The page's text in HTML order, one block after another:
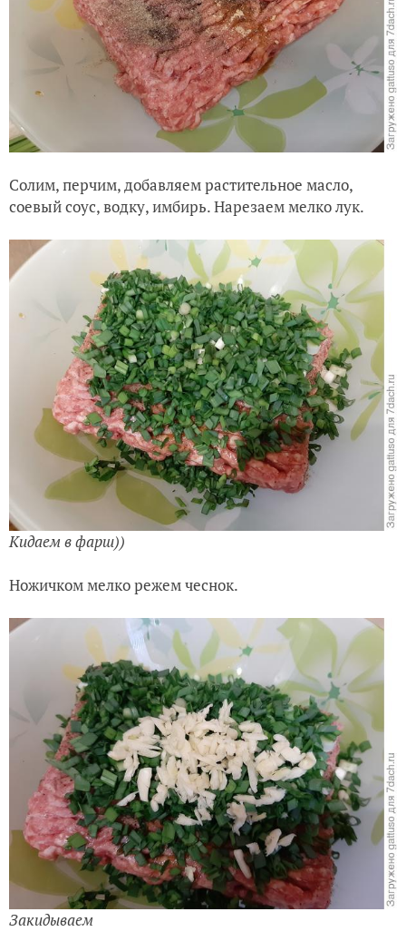
Солим, перчим, добавляем растительное масло,
соевый соус, водку, имбирь. Нарезаем мелко лук.
Кидаем в фарш))
Ножичком мелко режем чеснок.
Закидываем